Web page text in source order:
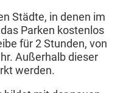
Städte, in denen im
Parken kostenlos
für 2 Stunden, von
Außerhalb dieser
werden.